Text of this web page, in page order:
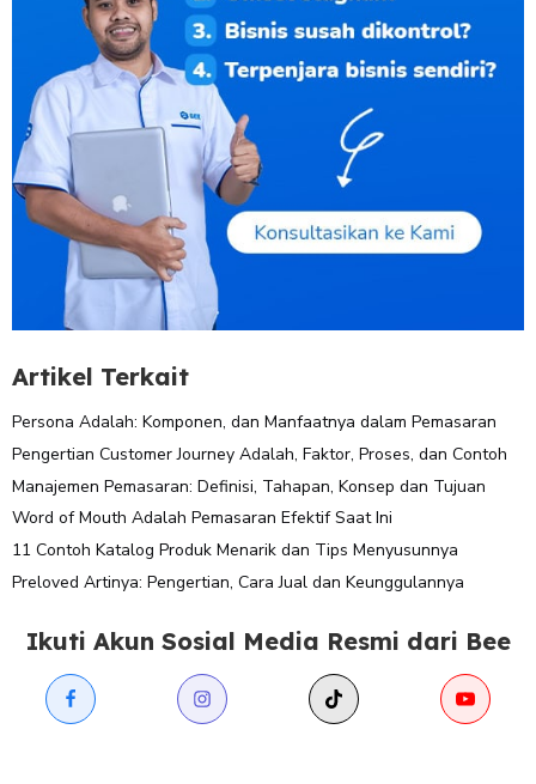
Artikel Terkait
Persona Adalah: Komponen, dan Manfaatnya dalam Pemasaran
Pengertian Customer Journey Adalah, Faktor, Proses, dan Contoh
Manajemen Pemasaran: Definisi, Tahapan, Konsep dan Tujuan
Word of Mouth Adalah Pemasaran Efektif Saat Ini
11 Contoh Katalog Produk Menarik dan Tips Menyusunnya
Preloved Artinya: Pengertian, Cara Jual dan Keunggulannya
Ikuti Akun Sosial Media Resmi dari Bee